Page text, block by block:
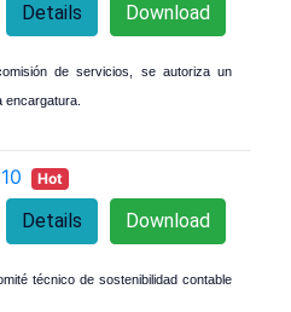
Download
Details
de servicios, se autoriza un
encargatura.
Hot
Download
Details
técnico de sostenibilidad contable